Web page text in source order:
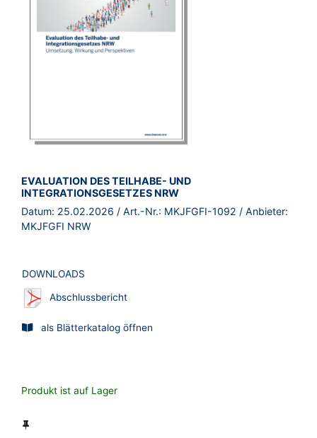
BROSCHÜRE:
EVALUATION DES TEILHABE- UND
INTEGRATIONSGESETZES NRW
Datum: 25.02.2026 / Art.-Nr.: MKJFGFI-1092 / Anbieter:
MKJFGFI NRW
DOWNLOADS
Abschlussbericht
als Blätterkatalog öffnen
Produkt ist auf Lager